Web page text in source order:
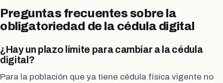
Preguntas frecuentes sobre la
obligatoriedad de la cédula digital
¿Hay un plazo límite para cambiar a la cédula
digital?
Para la población que ya tiene cédula física vigente no